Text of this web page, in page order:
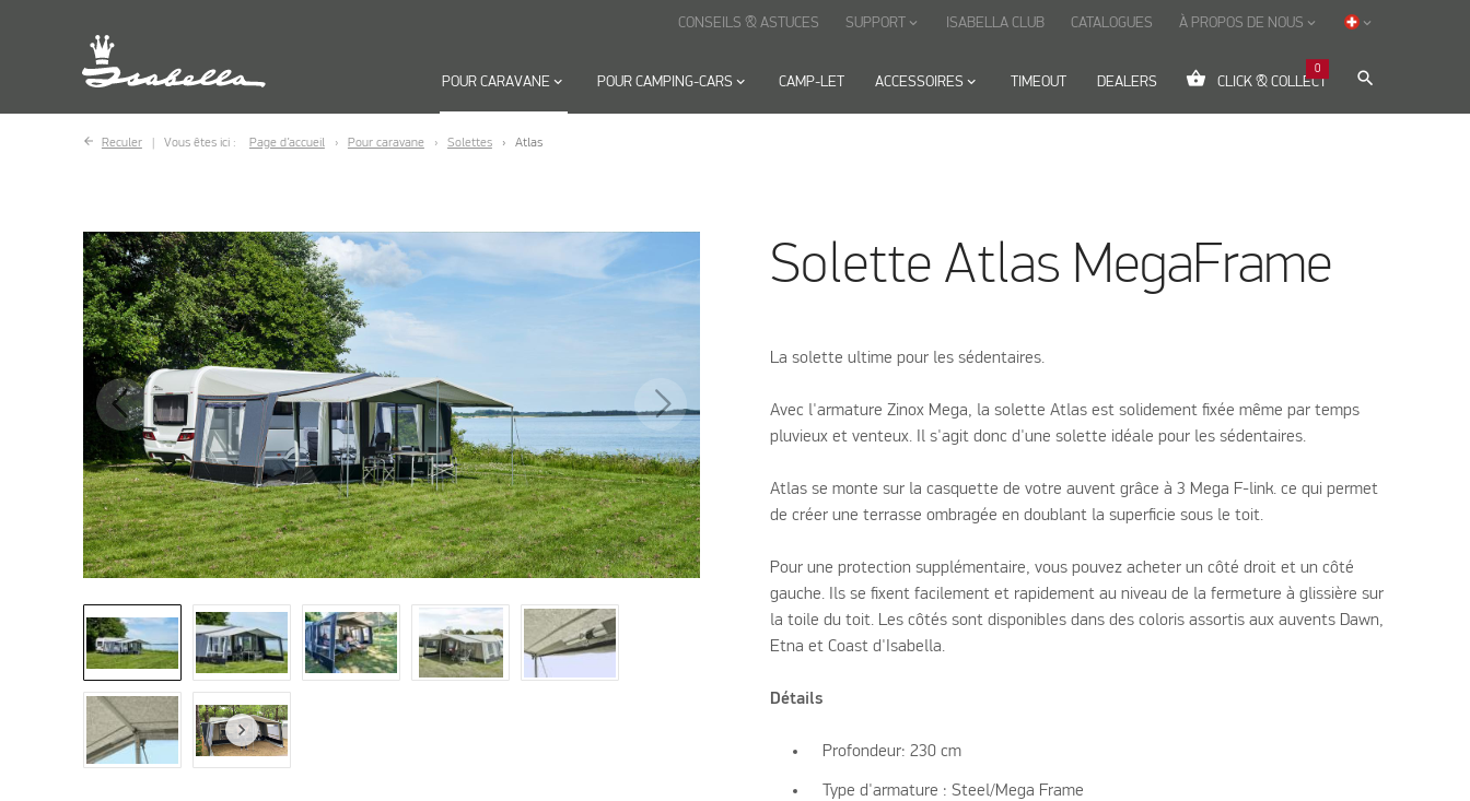
POUR CARAVANE keyboard_arrow_down POUR CAMPING-CARSkeyboard_arrow_down CAMP-LET ACCESSOIRES keyboard_arrow_down TIMEOUT DEALERS shopping_basket CLICK & COLLECT
0
search
CONSEILS & ASTUCES SUPPORT keyboard_arrow_down ISABELLA CLUB CATALOGUES À PROPOS DE NOUS keyboard_arrow_down keyboard_arrow_down
Reculer Vous êtes ici : Page d’accueil Pour caravane Solettes Atlas
Solette Atlas MegaFrame
La solette ultime pour les sédentaires.
Avec l'armature Zinox Mega, la solette Atlas est solidement fixée même par temps
pluvieux et venteux. Il s'agit donc d'une solette idéale pour les sédentaires.
Atlas se monte sur la casquette de votre auvent grâce à 3 Mega F-link. ce qui permet
de créer une terrasse ombragée en doublant la superficie sous le toit.
Pour une protection supplémentaire, vous pouvez acheter un côté droit et un côté
gauche. Ils se fixent facilement et rapidement au niveau de la fermeture à glissière sur
la toile du toit. Les côtés sont disponibles dans des coloris assortis aux auvents Dawn,
Etna et Coast d'Isabella.
Détails
Profondeur: 230 cm
Type d'armature :Steel/Mega Frame